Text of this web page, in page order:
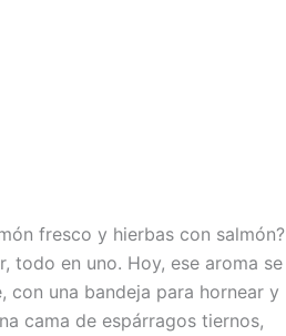
fresco y hierbas con salmón?
todo en uno. Hoy, ese aroma se
con una bandeja para hornear y
cama de espárragos tiernos,